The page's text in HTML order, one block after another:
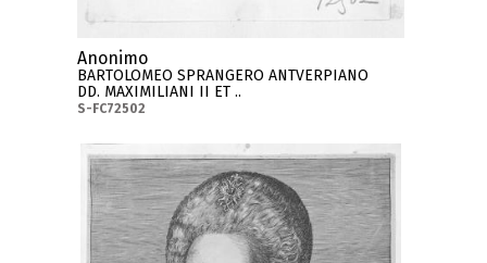
Anonimo
BARTOLOMEO SPRANGERO ANTVERPIANO
DD. MAXIMILIANI II ET ..
S-FC72502